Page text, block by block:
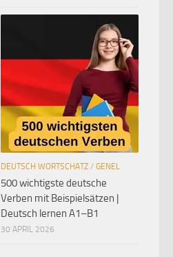
DEUTSCH WORTSCHATZ / GENEL
500 wichtigste deutsche
Verben mit Beispielsätzen |
Deutsch lernen A1–B1
30 APRIL 2026